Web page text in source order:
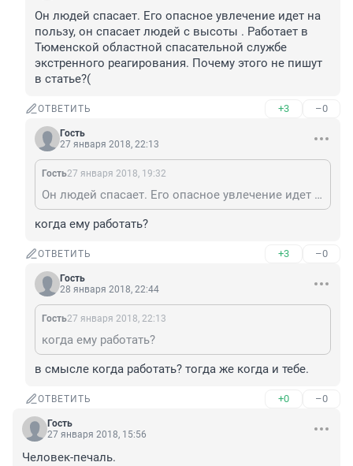
Он людей спасает. Его опасное увлечение идет на
пользу, он спасает людей с высоты . Работает в
Тюменской областной спасательной службе
экстренного реагирования. Почему этого не пишут
в статье?(
ОТВЕТИТЬ +3 –0
Гость
27 января 2018, 22:13
Гость27 января 2018, 19:32
Он людей спасает. Его опасное увлечение идет на пользу, он спасает людей с высоты . Работает в Тюменской областной спасательной службе экстренного реагирования. Почему этого не пишут в статье?(
когда ему работать?
ОТВЕТИТЬ +3 –0
Гость
28 января 2018, 22:44
Гость27 января 2018, 22:13
когда ему работать?
в смысле когда работать? тогда же когда и тебе.
ОТВЕТИТЬ +0 –0
Гость
27 января 2018, 15:56
Человек-печаль.